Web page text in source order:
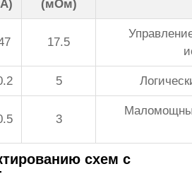
(мОм)
17.5
5
3
схем с